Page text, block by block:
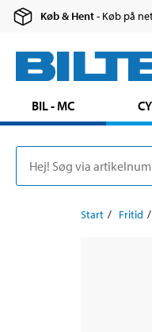
Køb & Hent- Køb på
BIL - MC
Start Fritid